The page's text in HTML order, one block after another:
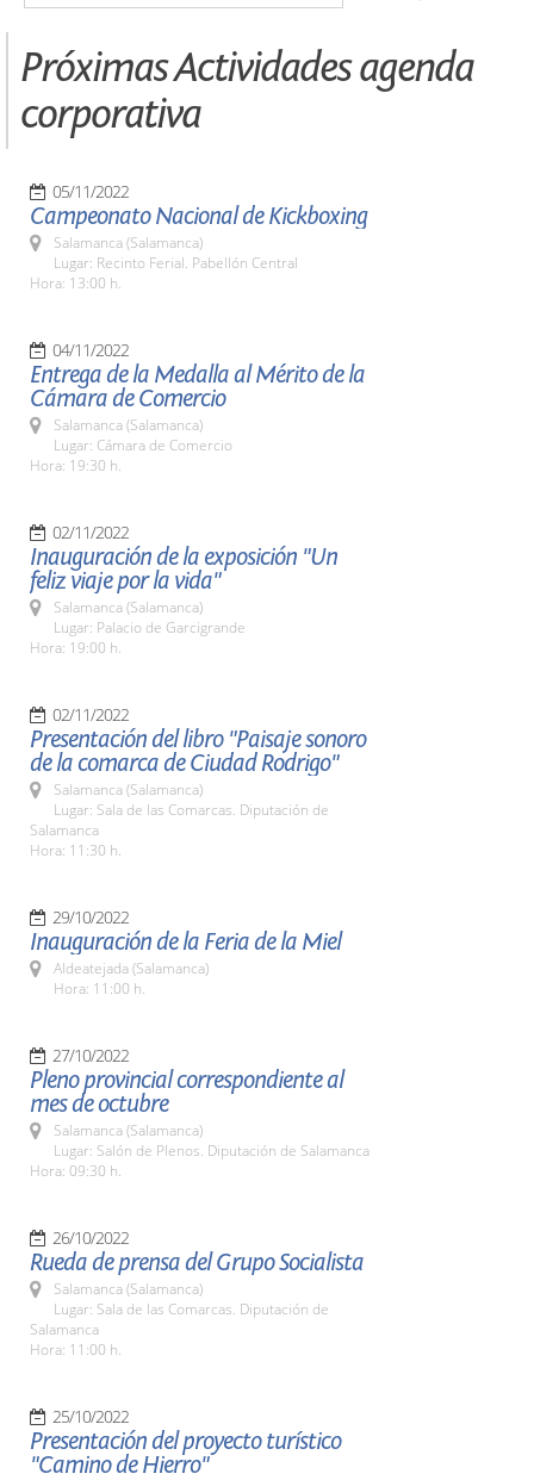
Próximas Actividades agenda
corporativa
05/11/2022
Campeonato Nacional de Kickboxing
Salamanca (Salamanca)
Lugar: Recinto Ferial. Pabellón Central
Hora: 13:00 h.
04/11/2022
Entrega de la Medalla al Mérito de la
Cámara de Comercio
Salamanca (Salamanca)
Lugar: Cámara de Comercio
Hora: 19:30 h.
02/11/2022
Inauguración de la exposición "Un
feliz viaje por la vida"
Salamanca (Salamanca)
Lugar: Palacio de Garcigrande
Hora: 19:00 h.
02/11/2022
Presentación del libro "Paisaje sonoro
de la comarca de Ciudad Rodrigo"
Salamanca (Salamanca)
Lugar: Sala de las Comarcas. Diputación de
Salamanca
Hora: 11:30 h.
29/10/2022
Inauguración de la Feria de la Miel
Aldeatejada (Salamanca)
Hora: 11:00 h.
27/10/2022
Pleno provincial correspondiente al
mes de octubre
Salamanca (Salamanca)
Lugar: Salón de Plenos. Diputación de Salamanca
Hora: 09:30 h.
26/10/2022
Rueda de prensa del Grupo Socialista
Salamanca (Salamanca)
Lugar: Sala de las Comarcas. Diputación de
Salamanca
Hora: 11:00 h.
25/10/2022
Presentación del proyecto turístico
"Camino de Hierro"